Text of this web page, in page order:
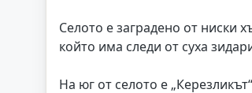
Селото е заградено от ниски
който има следи от суха
На юг от селото е